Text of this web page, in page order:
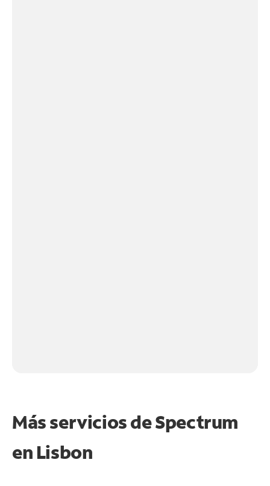
Más servicios de Spectrum
en Lisbon